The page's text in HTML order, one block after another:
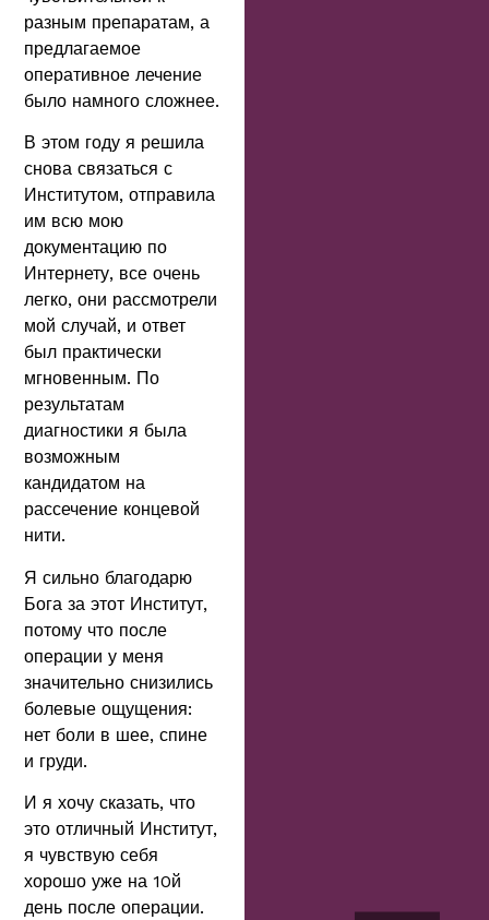
разным препаратам, а
предлагаемое
оперативное лечение
было намного сложнее.
В этом году я решила
снова связаться с
Институтом, отправила
им всю мою
документацию по
Интернету, все очень
легко, они рассмотрели
мой случай, и ответ
был практически
мгновенным. По
результатам
диагностики я была
возможным
кандидатом на
рассечение концевой
нити.
Я сильно благодарю
Бога за этот Институт,
потому что после
операции у меня
значительно снизились
болевые ощущения:
нет боли в шее, спине
и груди.
И я хочу сказать, что
это отличный Институт,
я чувствую себя
хорошо уже на 10й
день после операции.